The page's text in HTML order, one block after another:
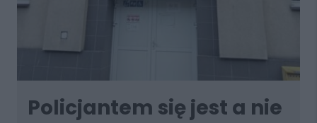
Policjantem się jest a nie